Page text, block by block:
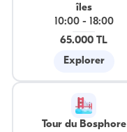
îles
10:00-
18:00
65.000 TL
Explorer
Tour du Bosphore